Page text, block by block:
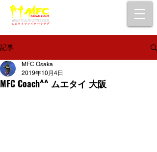
記事
MFC Coach^^ ムエタイ 大阪
MFC Osaka
2019年10月4日